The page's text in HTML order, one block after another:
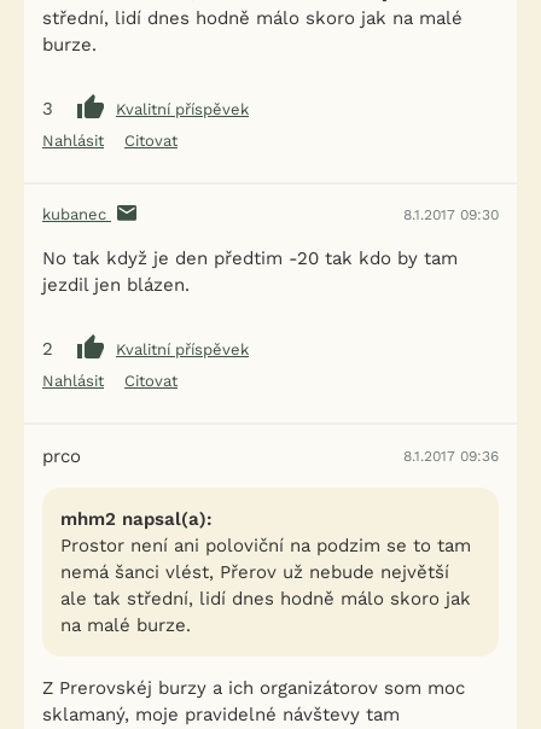
střední, lidí dnes hodně málo skoro jak na malé
burze.
3
Kvalitní příspěvek
Nahlásit
Citovat
kubanec 8.1.2017 09:30
No tak když je den předtim -20 tak kdo by tam
jezdil jen blázen.
2
Kvalitní příspěvek
Nahlásit
Citovat
prco 8.1.2017 09:36
mhm2 napsal(a):
Prostor není ani poloviční na podzim se to tam
nemá šanci vlést, Přerov už nebude největší
ale tak střední, lidí dnes hodně málo skoro jak
na malé burze.
Z Prerovskéj burzy a ich organizátorov som moc
sklamaný, moje pravidelné návštevy tam